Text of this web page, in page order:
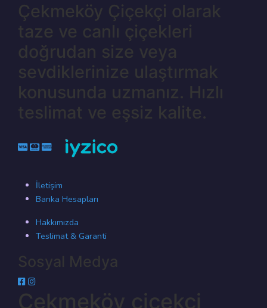
Çekmeköy Çiçekçi olarak
taze ve canlı çiçekleri
doğrudan size veya
sevdiklerinize ulaştırmak
konusunda uzmanız. Hızlı
teslimat ve eşsiz kalite.
İletişim
Banka Hesapları
Hakkımızda
Teslimat & Garanti
Sosyal Medya
Çekmeköy çiçekçi